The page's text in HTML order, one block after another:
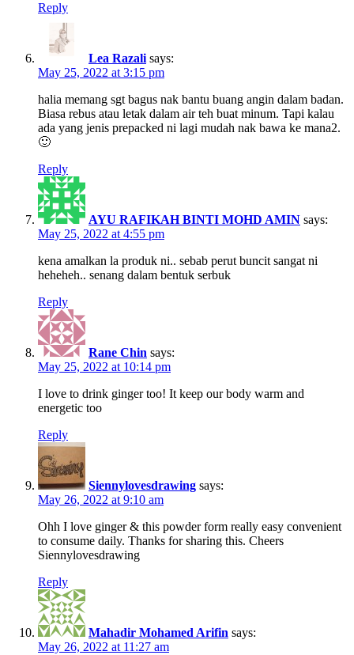
Reply
Lea Razali says:
May 25, 2022 at 3:15 pm
halia memang sgt bagus nak bantu buang angin dalam badan.
Biasa rebus atau letak dalam air teh buat minum. Tapi kalau
ada yang jenis prepacked ni lagi mudah nak bawa ke mana2.
🙂
Reply
AYU RAFIKAH BINTI MOHD AMIN says:
May 25, 2022 at 4:55 pm
kena amalkan la produk ni.. sebab perut buncit sangat ni
heheheh.. senang dalam bentuk serbuk
Reply
Rane Chin says:
May 25, 2022 at 10:14 pm
I love to drink ginger too! It keep our body warm and
energetic too
Reply
Siennylovesdrawing says:
May 26, 2022 at 9:10 am
Ohh I love ginger & this powder form really easy convenient
to consume daily. Thanks for sharing this. Cheers
Siennylovesdrawing
Reply
Mahadir Mohamed Arifin says:
May 26, 2022 at 11:27 am